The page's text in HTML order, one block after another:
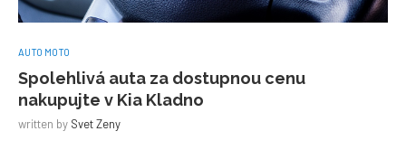
AUTO MOTO
Spolehlivá auta za dostupnou cenu
nakupujte v Kia Kladno
written by Svet Zeny